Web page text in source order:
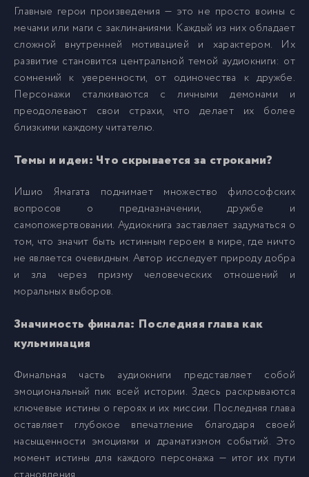
17 17 Герои Шести Цветов v01 - Глава 04 01-1
18 18 Герои Шести Цветов v01 - Глава 04 01-2
19 19 Герои Шести Цветов v01 - Глава 04 02
20 Герои Шести Цветов v01 - Глава 04 03-1
21 21 Герои Шести Цветов v01 - Глава 04 03-2
22 Герои Шести Цветов v01 - Глава 04 04
23 23 Герои Шести Цветов v01 - Глава 04 05
25 25 Герои Шести Цветов v01 - Глава 05 02
26 26 Герои Шести Цветов v01 - Глава 05 03
27 27 Герои Шести Цветов v01 - Эпилог+Послесловие
Главные герои произведения — это не просто воины с
мечами или маги с заклинаниями. Каждый из них обладает
сложной внутренней мотивацией и характером. Их
развитие становится центральной темой аудиокниги: от
сомнений к уверенности, от одиночества к дружбе.
Персонажи сталкиваются с личными демонами и
преодолевают свои страхи, что делает их более
близкими каждому читателю.
Темы и идеи: Что скрывается за строками?
Ишио Ямагата поднимает множество философских
вопросов о предназначении, дружбе и
самопожертвовании. Аудиокнига заставляет задуматься о
том, что значит быть истинным героем в мире, где ничто
не является очевидным. Автор исследует природу добра
и зла через призму человеческих отношений и
моральных выборов.
Значимость финала: Последняя глава как
кульминация
Финальная часть аудиокниги представляет собой
эмоциональный пик всей истории. Здесь раскрываются
ключевые истины о героях и их миссии. Последняя глава
оставляет глубокое впечатление благодаря своей
насыщенности эмоциями и драматизмом событий. Это
момент истины для каждого персонажа — итог их пути